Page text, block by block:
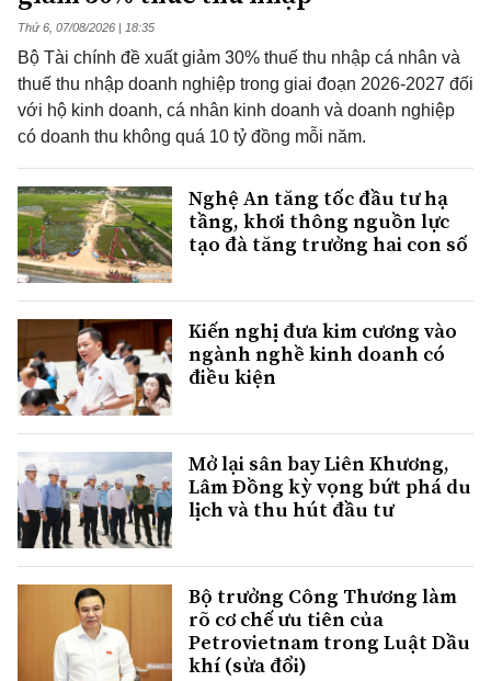
Thứ 6, 07/08/2026 | 18:35
Bộ Tài chính đề xuất giảm 30% thuế thu nhập cá nhân và
thuế thu nhập doanh nghiệp trong giai đoạn 2026-2027 đối
với hộ kinh doanh, cá nhân kinh doanh và doanh nghiệp
có doanh thu không quá 10 tỷ đồng mỗi năm.
Nghệ An tăng tốc đầu tư hạ
tầng, khơi thông nguồn lực
tạo đà tăng trưởng hai con số
Kiến nghị đưa kim cương vào
ngành nghề kinh doanh có
điều kiện
Mở lại sân bay Liên Khương,
Lâm Đồng kỳ vọng bứt phá du
lịch và thu hút đầu tư
Bộ trưởng Công Thương làm
rõ cơ chế ưu tiên của
Petrovietnam trong Luật Dầu
khí (sửa đổi)